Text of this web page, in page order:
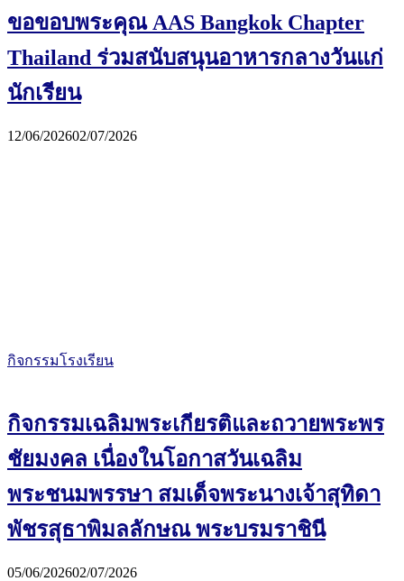
ขอขอบพระคุณ AAS Bangkok Chapter
Thailand ร่วมสนับสนุนอาหารกลางวันแก่
นักเรียน
12/06/202602/07/2026
กิจกรรมโรงเรียน
กิจกรรมเฉลิมพระเกียรติและถวายพระพร
ชัยมงคล เนื่องในโอกาสวันเฉลิม
พระชนมพรรษา สมเด็จพระนางเจ้าสุทิดา
พัชรสุธาพิมลลักษณ พระบรมราชินี
05/06/202602/07/2026